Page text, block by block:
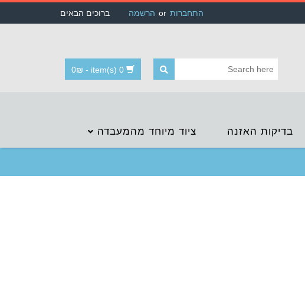
ברוכים הבאים התחברות הרשמה
0 item(s)
-
0₪
בדיקות האזנה ציוד מיוחד מהמעבדה